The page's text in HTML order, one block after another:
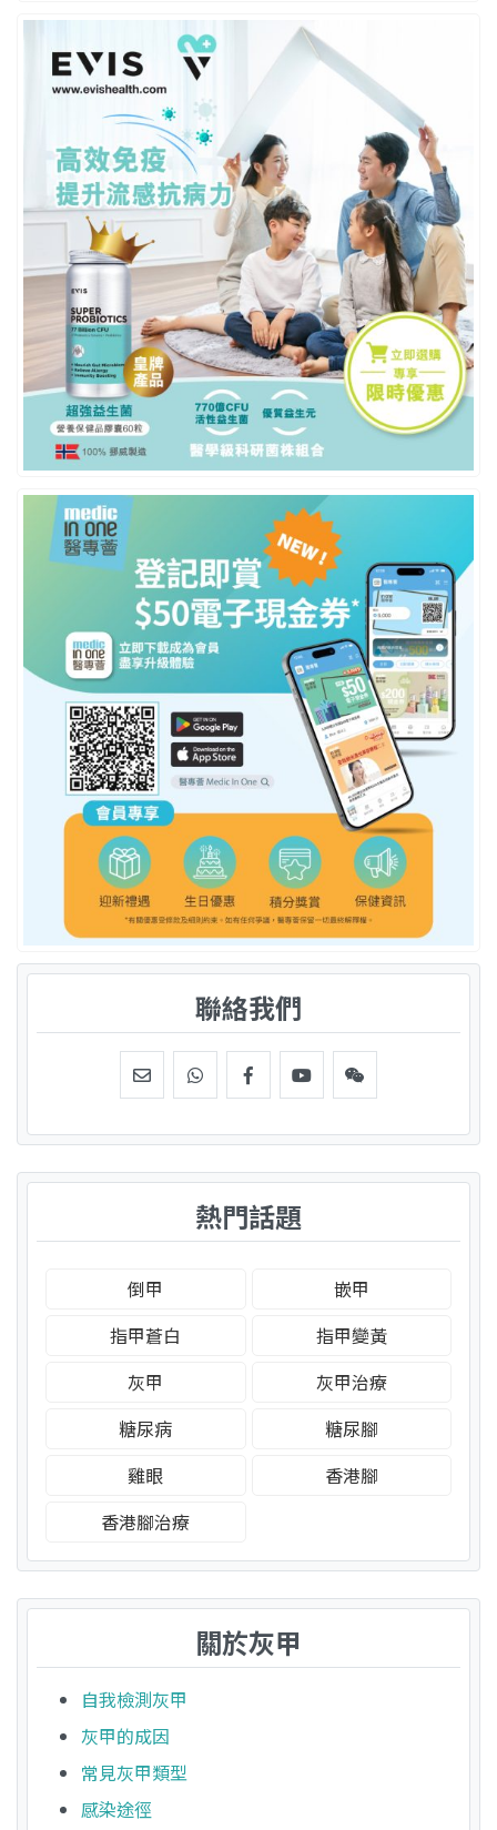
聯絡我們
熱門話題
倒甲
嵌甲
指甲蒼白
指甲變黃
灰甲
灰甲治療
糖尿病
糖尿腳
雞眼
香港腳
香港腳治療
關於灰甲
自我檢測灰甲
灰甲的成因
常見灰甲類型
感染途徑